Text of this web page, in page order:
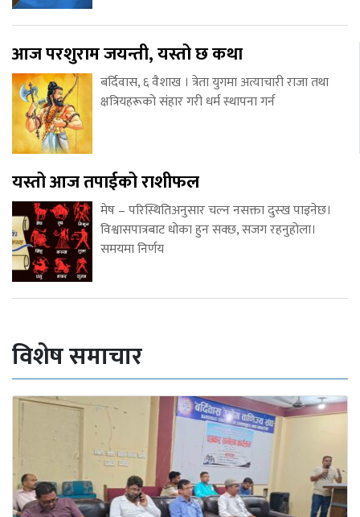
आज परशुराम जयन्ती, यस्तो छ कथा
बर्दिवास, ६ वैशाख । त्रेता युगमा अत्याचारी राजा तथा
क्षत्रियहरूको संहार गरी धर्म स्थापना गर्न
यस्तो आज तपाईको राशीफल
मेष – परिस्थितिअनुसार चल्न नसक्ता दुस्ख पाइनेछ।
विश्वासपात्रबाट धोका हुन सक्छ, सजग रहनुहोला।
समयमा निर्णय
विशेष समाचार